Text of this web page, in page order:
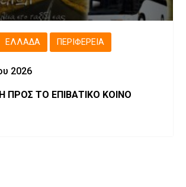
ΕΛΛΆΔΑ ΠΕΡΙΦΈΡΕΙΑ
2026
ΠΡΟΣ ΤΟ ΕΠΙΒΑΤΙΚΟ ΚΟΙΝΟ